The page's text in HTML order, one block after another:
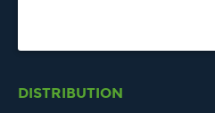
DISTRIBUTION